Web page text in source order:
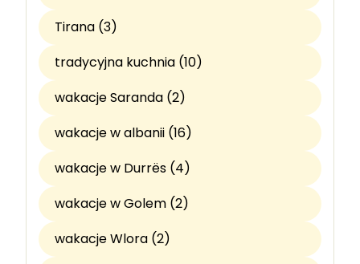
Tirana (3)
tradycyjna kuchnia (10)
wakacje Saranda (2)
wakacje w albanii (16)
wakacje w Durrës (4)
wakacje w Golem (2)
wakacje Wlora (2)